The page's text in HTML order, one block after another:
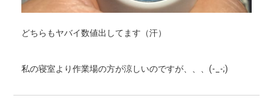
どちらもヤバイ数値出してます（汗）
私の寝室より作業場の方が涼しいのですが、、、(-_-;)